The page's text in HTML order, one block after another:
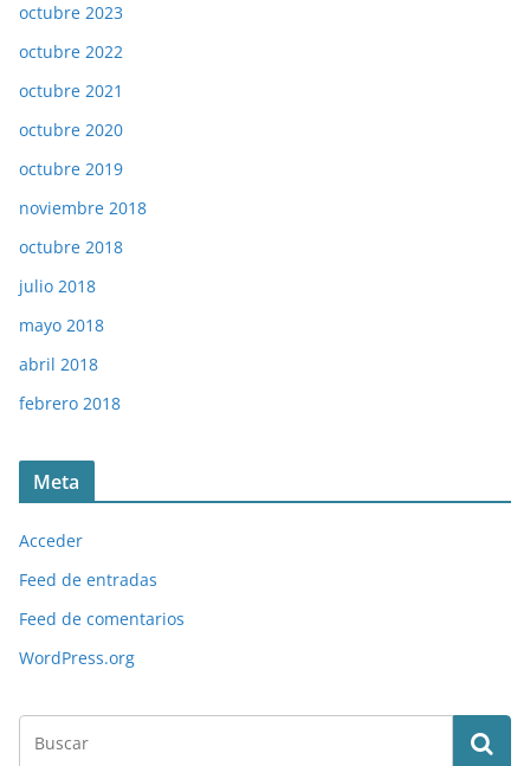
octubre 2023
octubre 2022
octubre 2021
octubre 2020
octubre 2019
noviembre 2018
octubre 2018
julio 2018
mayo 2018
abril 2018
febrero 2018
Meta
Acceder
Feed de entradas
Feed de comentarios
WordPress.org